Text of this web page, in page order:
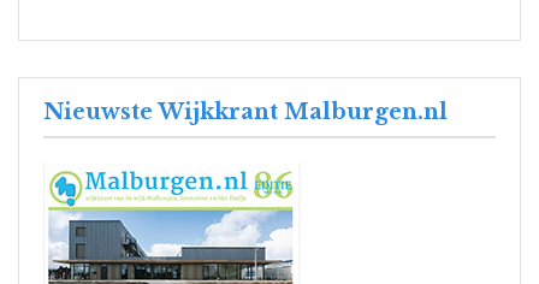
Nieuwste Wijkkrant Malburgen.nl